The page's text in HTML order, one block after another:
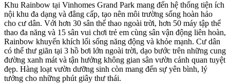
Khu Rainbow tại Vinhomes Grand Park mang đến hệ thống tiện ích
nội khu đa dạng và đẳng cấp, tạo nên môi trường sống hoàn hảo
cho cư dân. Với hơn 30 sân thể thao ngoài trời, hơn 50 máy tập thể
thao đa năng và 15 sân vui chơi trẻ em cùng sân vận động liên hoàn,
Rainbow khuyến khích lối sống năng động và khỏe mạnh. Cư dân
có thể thư giãn tại 3 hồ bơi lớn ngoài trời, dạo bước trên những cung
đường xanh mát và tận hưởng không gian sân vườn cảnh quan tuyệt
đẹp. Hàng loạt vườn dưỡng sinh còn mang đến sự yên bình, lý
tưởng cho những phút giây thư thái.